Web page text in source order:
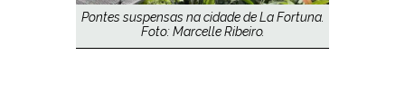
Pontes suspensas na cidade de La Fortuna.
Foto: Marcelle Ribeiro.